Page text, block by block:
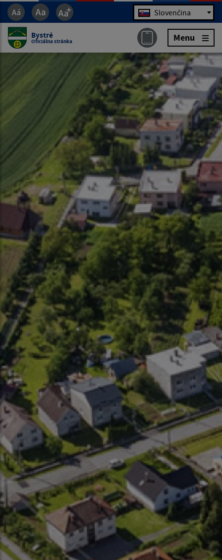
Jazyk Slovenčina
Bystré
Oficiálna stránka Menu